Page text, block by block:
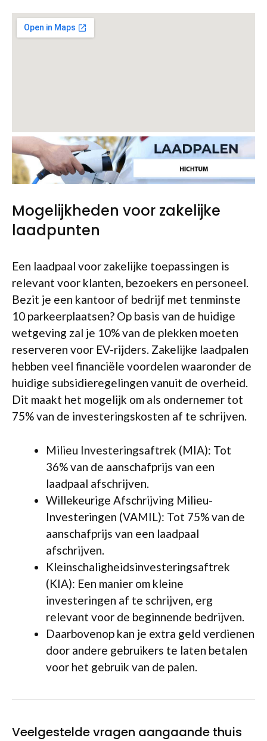
Mogelijkheden voor zakelijke
laadpunten
Een laadpaal voor zakelijke toepassingen is
relevant voor klanten, bezoekers en personeel.
Bezit je een kantoor of bedrijf met tenminste
10 parkeerplaatsen? Op basis van de huidige
wetgeving zal je 10% van de plekken moeten
reserveren voor EV-rijders. Zakelijke laadpalen
hebben veel financiële voordelen waaronder de
huidige subsidieregelingen vanuit de overheid.
Dit maakt het mogelijk om als ondernemer tot
75% van de investeringskosten af te schrijven.
Milieu Investeringsaftrek (MIA): Tot
36% van de aanschafprijs van een
laadpaal afschrijven.
Willekeurige Afschrijving Milieu-
Investeringen (VAMIL): Tot 75% van de
aanschafprijs van een laadpaal
afschrijven.
Kleinschaligheidsinvesteringsaftrek
(KIA): Een manier om kleine
investeringen af te schrijven, erg
relevant voor de beginnende bedrijven.
Daarbovenop kan je extra geld verdienen
door andere gebruikers te laten betalen
voor het gebruik van de palen.
Veelgestelde vragen aangaande thuis